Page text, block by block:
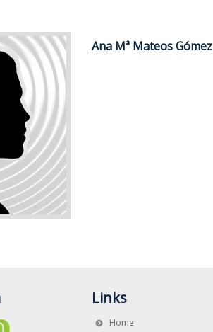
hasta el 6 de octubre de 2021Ana Mª Mateos Gómez
Links
Home